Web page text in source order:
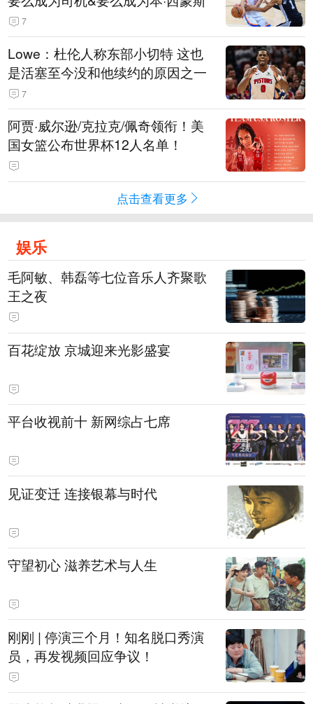
7
Lowe：杜伦人称东部小切特 这也
是活塞至今没和他续约的原因之一
7
阿贾·威尔逊/克拉克/佩奇领衔！美
国女篮公布世界杯12人名单！
点击查看更多
娱乐
毛阿敏、韩磊等七位音乐人齐聚歌
王之夜
百花绽放 京城迎来光影盛宴
平台收视前十 新网综占七席
见证变迁 连接银幕与时代
守望初心 滋养艺术与人生
刚刚 | 停演三个月！知名脱口秀演
员，再发视频回应争议！